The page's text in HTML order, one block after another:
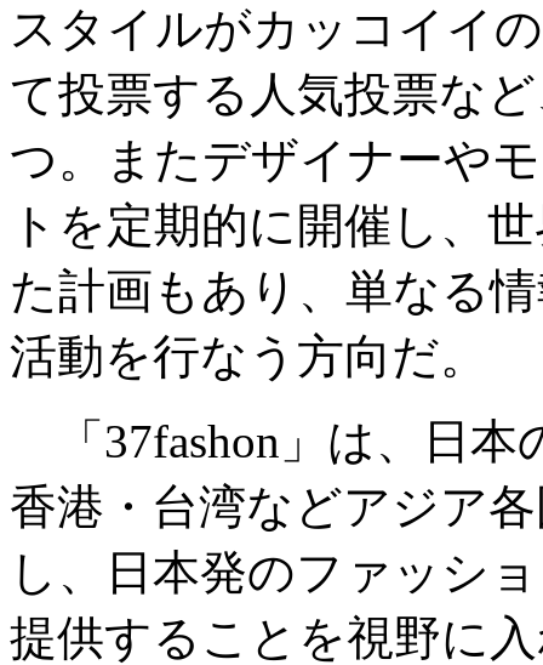
スタイルがカッコイイ
て投票する人気投票な
つ。またデザイナーや
トを定期的に開催し、
た計画もあり、単なる
活動を行なう方向だ。
「37fashon」は、日本
香港・台湾などアジア
し、日本発のファッシ
提供することを視野に